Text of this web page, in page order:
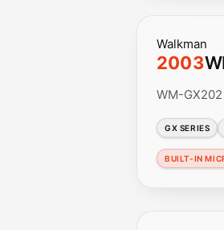
Walkman
2003
WM-GX202
GX SERIES
BUILT-IN